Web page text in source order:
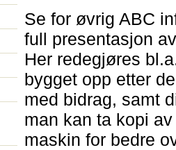
Se for øvrig ABC
full presentasjon
Her redegjøres
bygget opp etter
med bidrag, samt
man kan ta kopi
maskin for bedre